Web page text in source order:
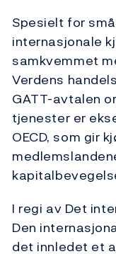
Spesielt for
internasjonale
samkvemmet
Verdens
GATT-avtalen
tjenester er
OECD, som gir
I regi av Det
Den
det innledet et